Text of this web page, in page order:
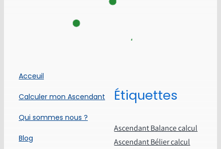
Acceuil
Calculer mon Ascendant
Qui sommes nous ?
Blog
Étiquettes
Ascendant Balance calcul
Ascendant Bélier calcul